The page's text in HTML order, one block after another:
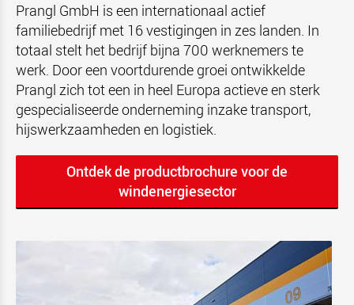
Prangl GmbH is een internationaal actief
familiebedrijf met 16 vestigingen in zes landen. In
totaal stelt het bedrijf bijna 700 werknemers te
werk. Door een voortdurende groei ontwikkelde
Prangl zich tot een in heel Europa actieve en sterk
gespecialiseerde onderneming inzake transport,
hijswerkzaamheden en logistiek.
Ontdek de productbrochure voor de
windenergiesector